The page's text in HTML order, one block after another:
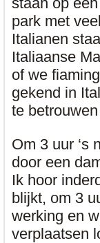
park met
Italianen
Italiaanse
of we
gekend in
te
Om 3 uur ‘s
door een
Ik hoor
blijkt, om 3
werking en
verplaatsen